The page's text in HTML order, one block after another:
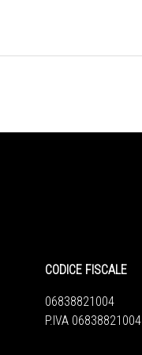
CODICE FISCALE
06838821004
P.IVA 06838821004